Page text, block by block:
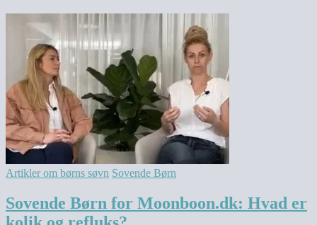
Artikler om børns søvn Sovende Børn
Sovende Børn for Moonboon.dk: Hvad er